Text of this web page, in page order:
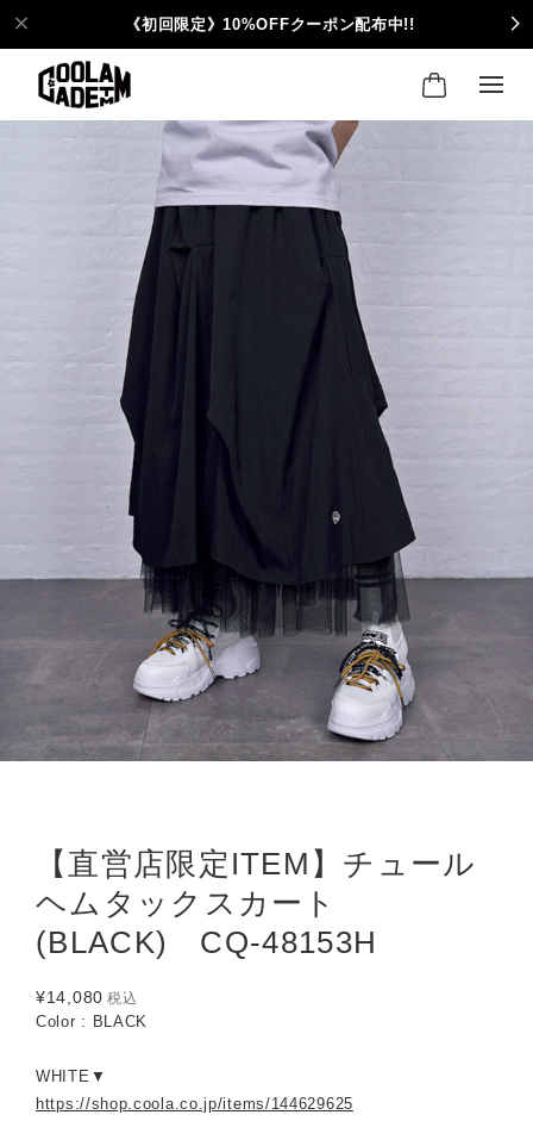
《初回限定》10%OFFクーポン配布中!!
【直営店限定ITEM】チュール
ヘムタックスカート
(BLACK) CQ-48153H
¥14,080 税込
Color : BLACK
WHITE▼
https://shop.coola.co.jp/items/144629625